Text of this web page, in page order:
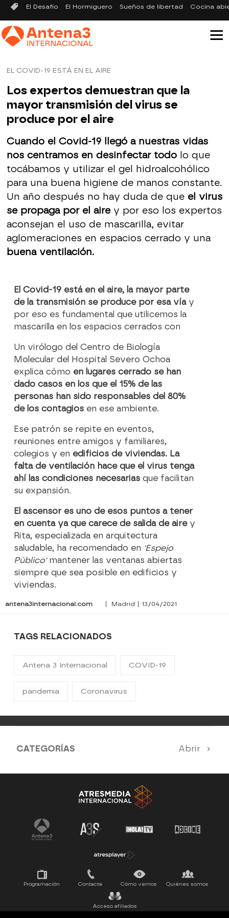
El Desafío El Hormiguero Sueños de libertad Cocina
EL COVID-19 ESTÁ EN EL AIRE
Los expertos demuestran que la
mayor transmisión del virus se
produce por el aire
Cuando el Covid-19 llegó a nuestras vidas
nos centramos en desinfectar todolo que
tocábamos y utilizar el gel hidroalcohólico
para una buena higiene de manos constante.
Un año después no hay duda de que el virus
se propaga por el airey por eso los expertos
aconsejan el uso de mascarilla, evitar
aglomeraciones en espacios cerrado y una
buena ventilación.
El Covid-19 está en el aire, la mayor parte
de la transmisión se produce por esa vía y
por eso es fundamental que utilicemos la
mascarilla en los espacios cerrados con
Un virólogo del Centro de Biología
Molecular del Hospital Severo Ochoa
explica cómo en lugares cerrado se han
dado casos en los que el 15% de las
personas han sido responsables del 80%
de los contagios en ese ambiente.
Ese patrón se repite en eventos,
reuniones entre amigos y familiares,
colegios y en edificios de viviendas. La
falta de ventilación hace que el virus tenga
ahí las condiciones necesarias que facilitan
su expansión.
El ascensor es uno de esos puntos a tener
en cuenta ya que carece de salida de aire y
Rita, especializada en arquitectura
saludable, ha recomendado en 'Espejo
Público' mantener las ventanas abiertas
siempre que sea posible en edificios y
viviendas.
antena3internacional.com | Madrid | 13/04/2021
TAGS RELACIONADOS
Antena 3 Internacional COVID-19
pandemia Coronavirus
CATEGORÍAS Abrir
Antena 3 Noticias El Hormiguero
Tu cara me suena Pasapalabra
Programación Contacta Cómo vernos Quiénes somos
Acceso afiliados